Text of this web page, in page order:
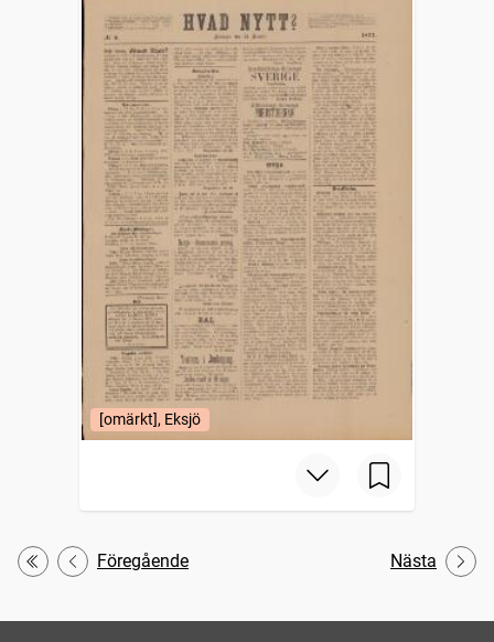
[omärkt], Eksjö
Första
Föregående Nästa